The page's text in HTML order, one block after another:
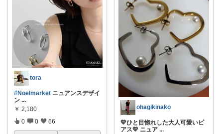
tora
#Noelmarket ニュアンスデザイ
ン ...
￥ 2,180
0 0 66
ohagikinako
💛ひと目惚れした大人可愛いピ
アス💛 ニュア ...